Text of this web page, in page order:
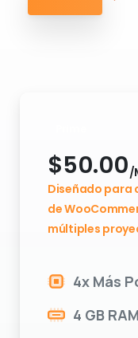
$50.00/
Diseñado para
de
múltiples
4x Más
4 GB RAM